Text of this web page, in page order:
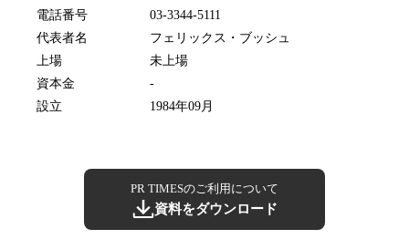
電話番号
03-3344-5111
代表者名
フェリックス・ブッシュ
上場
未上場
資本金
-
設立
1984年09月
PR TIMESのご利用について
資料をダウンロード